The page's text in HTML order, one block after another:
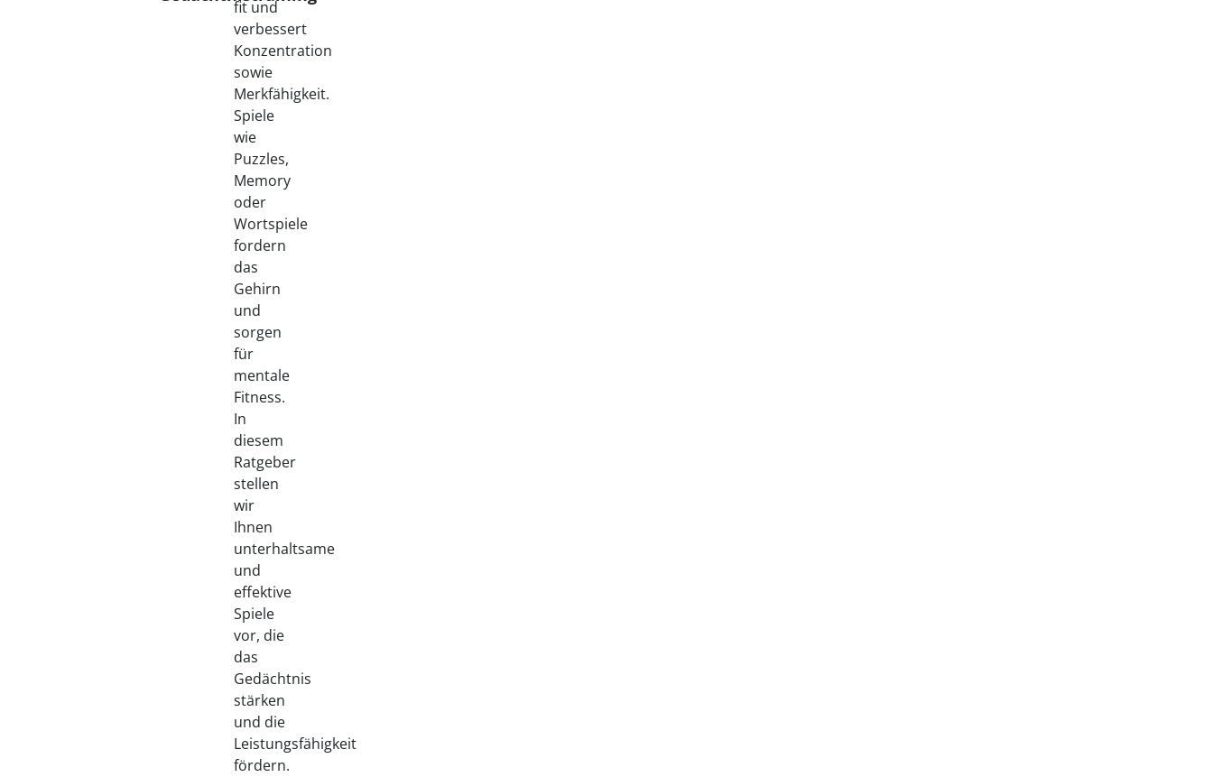
fit und
verbessert
Konzentration
sowie
Merkfähigkeit.
Spiele
wie
Puzzles,
Memory
oder
Wortspiele
fordern
das
Gehirn
und
sorgen
für
mentale
Fitness.
In
diesem
Ratgeber
stellen
wir
Ihnen
unterhaltsame
und
effektive
Spiele
vor, die
das
Gedächtnis
stärken
und die
Leistungsfähigkeit
fördern.